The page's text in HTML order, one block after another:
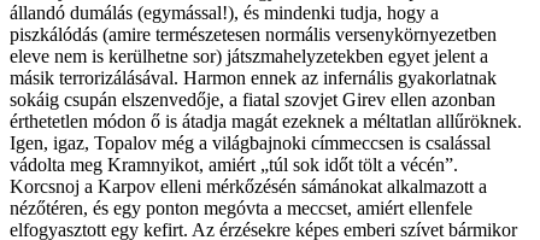
állandó dumálás (egymással!), és mindenki tudja, hogy a
piszkálódás (amire természetesen normális versenykörnyezetben
eleve nem is kerülhetne sor) játszmahelyzetekben egyet jelent a
másik terrorizálásával. Harmon ennek az infernális gyakorlatnak
sokáig csupán elszenvedője, a fiatal szovjet Girev ellen azonban
érthetetlen módon ő is átadja magát ezeknek a méltatlan allűröknek.
Igen, igaz, Topalov még a világbajnoki címmeccsen is csalással
vádolta meg Kramnyikot, amiért „túl sok időt tölt a vécén”.
Korcsnoj a Karpov elleni mérkőzésén sámánokat alkalmazott a
nézőtéren, és egy ponton megóvta a meccset, amiért ellenfele
elfogyasztott egy kefirt. Az érzésekre képes emberi szívet bármikor